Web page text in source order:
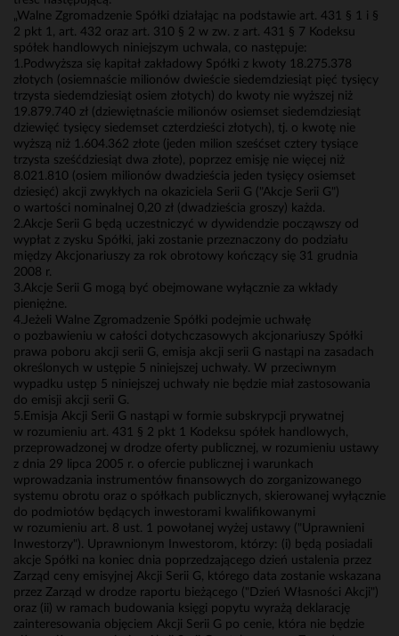
„Walne Zgromadzenie Spółki działając na podstawie art. 431 § 1 i §
2 pkt 1, art. 432 oraz art. 310 § 2 w zw. z art. 431 § 7 Kodeksu
spółek handlowych niniejszym uchwala, co następuje:
1.Podwyższa się kapitał zakładowy Spółki z kwoty 18.275.378
złotych (osiemnaście milionów dwieście siedemdziesiąt pięć tysięcy
trzysta siedemdziesiąt osiem złotych) do kwoty nie wyższej niż
19.879.740 zł (dziewiętnaście milionów osiemset siedemdziesiąt
dziewięć tysięcy siedemset czterdzieści złotych), tj. o kwotę nie
wyższą niż 1.604.362 złote (jeden milion sześćset cztery tysiące
trzysta sześćdziesiąt dwa złote), poprzez emisję nie więcej niż
8.021.810 (osiem milionów dwadzieścia jeden tysięcy osiemset
dziesięć) akcji zwykłych na okaziciela Serii G ("Akcje Serii G")
o wartości nominalnej 0,20 zł (dwadzieścia groszy) każda.
2.Akcje Serii G będą uczestniczyć w dywidendzie począwszy od
wypłat z zysku Spółki, jaki zostanie przeznaczony do podziału
między Akcjonariuszy za rok obrotowy kończący się 31 grudnia
2008 r.
3.Akcje Serii G mogą być obejmowane wyłącznie za wkłady
pieniężne.
4.Jeżeli Walne Zgromadzenie Spółki podejmie uchwałę
o pozbawieniu w całości dotychczasowych akcjonariuszy Spółki
prawa poboru akcji serii G, emisja akcji serii G nastąpi na zasadach
określonych w ustępie 5 niniejszej uchwały. W przeciwnym
wypadku ustęp 5 niniejszej uchwały nie będzie miał zastosowania
do emisji akcji serii G.
5.Emisja Akcji Serii G nastąpi w formie subskrypcji prywatnej
w rozumieniu art. 431 § 2 pkt 1 Kodeksu spółek handlowych,
przeprowadzonej w drodze oferty publicznej, w rozumieniu ustawy
z dnia 29 lipca 2005 r. o ofercie publicznej i warunkach
wprowadzania instrumentów finansowych do zorganizowanego
systemu obrotu oraz o spółkach publicznych, skierowanej wyłącznie
do podmiotów będących inwestorami kwalifikowanymi
w rozumieniu art. 8 ust. 1 powołanej wyżej ustawy ("Uprawnieni
Inwestorzy"). Uprawnionym Inwestorom, którzy: (i) będą posiadali
akcje Spółki na koniec dnia poprzedzającego dzień ustalenia przez
Zarząd ceny emisyjnej Akcji Serii G, którego data zostanie wskazana
przez Zarząd w drodze raportu bieżącego ("Dzień Własności Akcji")
oraz (ii) w ramach budowania księgi popytu wyrażą deklarację
zainteresowania objęciem Akcji Serii G po cenie, która nie będzie